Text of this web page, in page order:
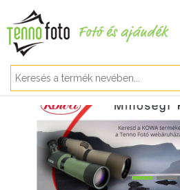
Bejelentkezés
Regisztráció
Elfelejtett jelszó